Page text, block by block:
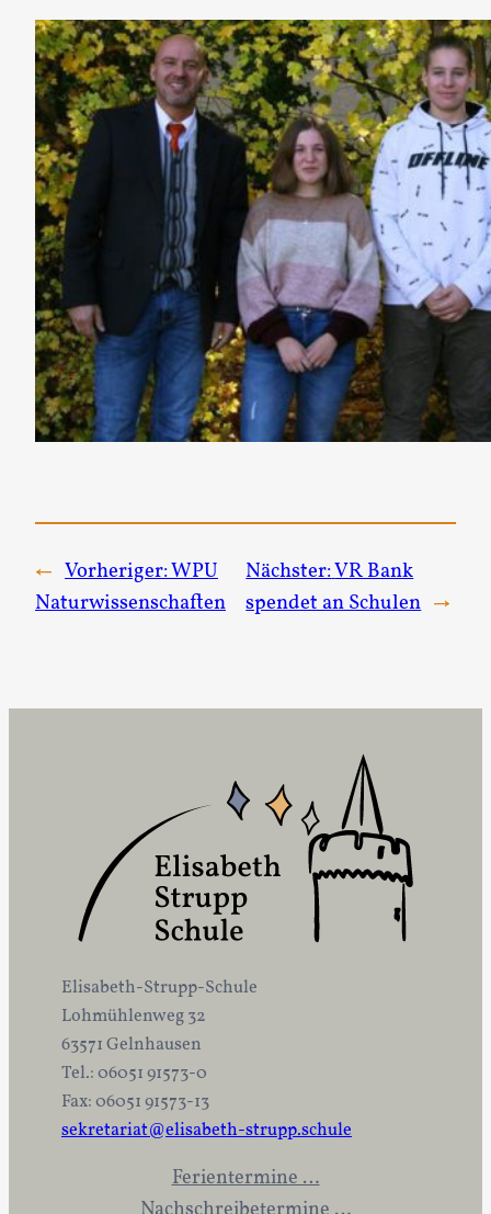
← Vorheriger:WPU
Naturwissenschaften
Nächster:VR Bank
spendet an Schulen →
Elisabeth-Strupp-Schule
Lohmühlenweg 32
63571 Gelnhausen
Tel.: 06051 91573-0
Fax: 06051 91573-13
sekretariat@elisabeth-strupp.schule
Ferientermine …